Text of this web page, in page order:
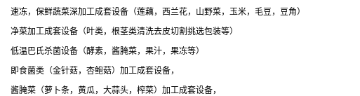
速冻，保鲜蔬菜深加工成套设备（莲藕，西兰花，山野菜，玉米，毛豆，豆角）
净菜加工成套设备（叶类，根茎类清洗去皮切割挑选包装等）
低温巴氏杀菌设备（酵素，酱腌菜，果汁，果冻等）
即食菌类（金针菇，杏鲍菇）加工成套设备，
酱腌菜（萝卜条，黄瓜，大蒜头，榨菜）加工成套设备，